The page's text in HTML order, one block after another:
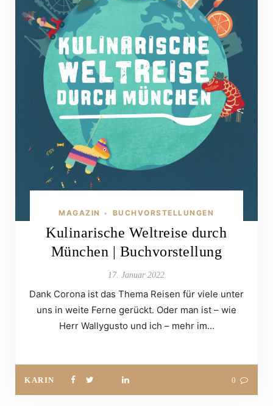
MAGAZIN • BUCHVORSTELLUNGEN
Kulinarische Weltreise durch
München | Buchvorstellung
17. Januar 2022
Dank Corona ist das Thema Reisen für viele unter
uns in weite Ferne gerückt. Oder man ist – wie
Herr Wallygusto und ich – mehr im…
KARIN 0